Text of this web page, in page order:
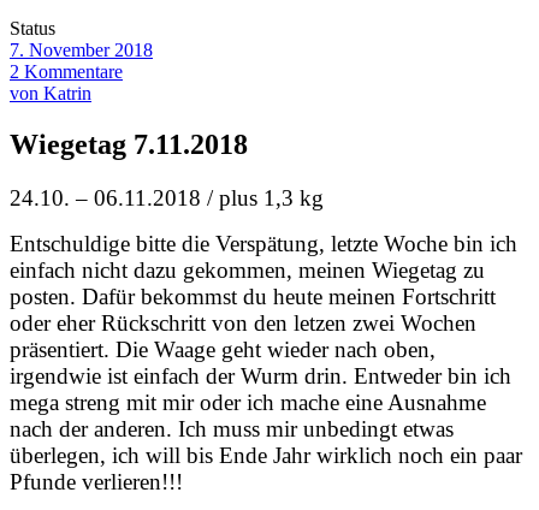
Status
7. November 2018
2 Kommentare
von Katrin
Wiegetag 7.11.2018
24.10. – 06.11.2018 / plus 1,3 kg
Entschuldige bitte die Verspätung, letzte Woche bin ich
einfach nicht dazu gekommen, meinen Wiegetag zu
posten. Dafür bekommst du heute meinen Fortschritt
oder eher Rückschritt von den letzen zwei Wochen
präsentiert. Die Waage geht wieder nach oben,
irgendwie ist einfach der Wurm drin. Entweder bin ich
mega streng mit mir oder ich mache eine Ausnahme
nach der anderen. Ich muss mir unbedingt etwas
überlegen, ich will bis Ende Jahr wirklich noch ein paar
Pfunde verlieren!!!